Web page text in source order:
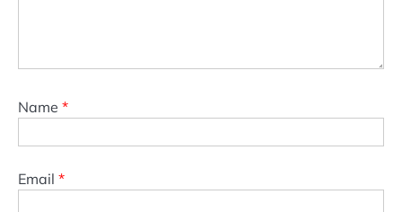
Name *
Email *